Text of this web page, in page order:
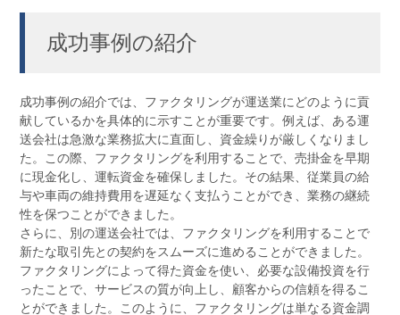
成功事例の紹介
成功事例の紹介では、ファクタリングが運送業にどのように貢
献しているかを具体的に示すことが重要です。例えば、ある運
送会社は急激な業務拡大に直面し、資金繰りが厳しくなりまし
た。この際、ファクタリングを利用することで、売掛金を早期
に現金化し、運転資金を確保しました。その結果、従業員の給
与や車両の維持費用を遅延なく支払うことができ、業務の継続
性を保つことができました。
さらに、別の運送会社では、ファクタリングを利用することで
新たな取引先との契約をスムーズに進めることができました。
ファクタリングによって得た資金を使い、必要な設備投資を行
ったことで、サービスの質が向上し、顧客からの信頼を得るこ
とができました。このように、ファクタリングは単なる資金調